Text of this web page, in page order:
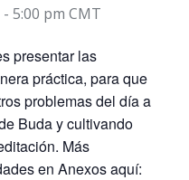
- 5:00 pm CMT
presentar las
práctica, para que
problemas del día a
Buda y cultivando
Más
en Anexos aquí: